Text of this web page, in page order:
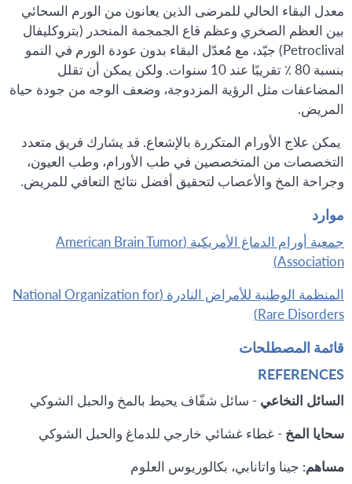
معدل البقاء الحالي للمرضى الذين يعانون من الورم السحائي
بين العظم الصخري وعظم قاع الجمجمة المنحدر (بتروكليفال
Petroclival) جيّد، مع مُعدّل البقاء بدون عودة الورم في النمو
بنسبة 80 ٪ تقريبًا عند 10 سنوات. ولكن يمكن أن تقلل
المضاعفات مثل الرؤية المزدوجة، وضعف الوجه من جودة حياة
المريض.
يمكن علاج الأورام المتكررة بالإشعاع. قد يشارك فريق متعدد
التخصصات من المتخصصين في طب الأورام، وطب العيون،
وجراحة المخ والأعصاب لتحقيق أفضل نتائج التعافي للمريض.
موارد
جمعية أورام الدماغ الأمريكية (American Brain Tumor
Association)
المنظمة الوطنية للأمراض النادرة (National Organization for
Rare Disorders)
قائمة المصطلحات
REFERENCES
السائل النخاعي - سائل شفّاف يحيط بالمخ والحبل الشوكي
سحايا المخ - غطاء غشائي خارجي للدماغ والحبل الشوكي
مساهم: جينا واتانابي، بكالوريوس العلوم